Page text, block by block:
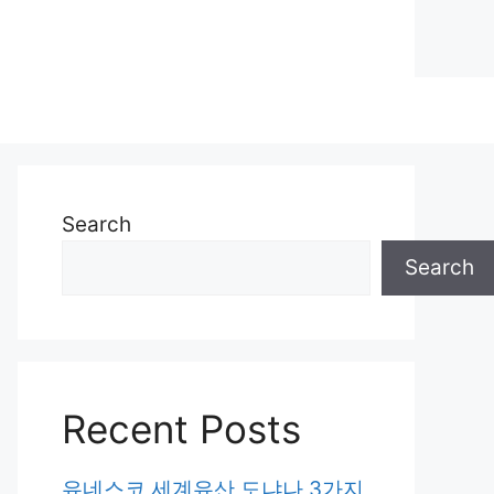
Search
Search
Recent Posts